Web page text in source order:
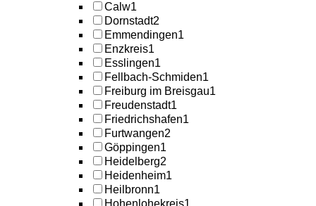
Calw1
Dornstadt2
Emmendingen1
Enzkreis1
Esslingen1
Fellbach-Schmiden1
Freiburg im Breisgau1
Freudenstadt1
Friedrichshafen1
Furtwangen2
Göppingen1
Heidelberg2
Heidenheim1
Heilbronn1
Hohenlohekreis1